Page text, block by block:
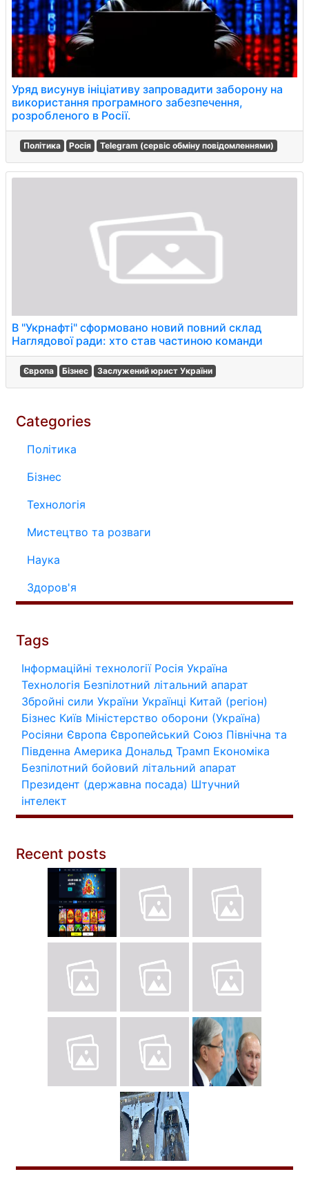
Уряд висунув ініціативу запровадити заборону на
використання програмного забезпечення,
розробленого в Росії.
Політика Росія Telegram (сервіс обміну повідомленнями)
В "Укрнафті" сформовано новий повний склад
Наглядової ради: хто став частиною команди
Європа Бізнес Заслужений юрист України
Categories
Політика
Бізнес
Технологія
Мистецтво та розваги
Наука
Здоров'я
Tags
Інформаційні технології Росія Україна
Технологія Безпілотний літальний апарат
Збройні сили України Українці Китай (регіон)
Бізнес Київ Міністерство оборони (Україна)
Росіяни Європа Європейський Союз Північна та
Південна Америка Дональд Трамп Економіка
Безпілотний бойовий літальний апарат
Президент (державна посада) Штучний
інтелект
Recent posts